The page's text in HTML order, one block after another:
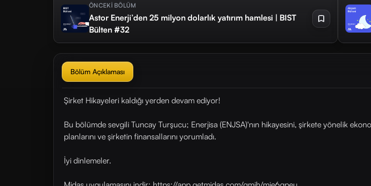
ÖNCEKİ BÖLÜM
Astor Enerji’den 25 milyon dolarlık yatırım hamlesi | BIST
Bülten #32
Bölüm Açıklaması
Şirket Hikayeleri kaldığı yerden devam ediyor!
Bu bölümde sevgili Tuncay Turşucu; Enerjisa (ENJSA)'nın hikayesini, şirkete yönelik
planlarını ve şirketin finansallarını yorumladı.
İyi dinlemeler.